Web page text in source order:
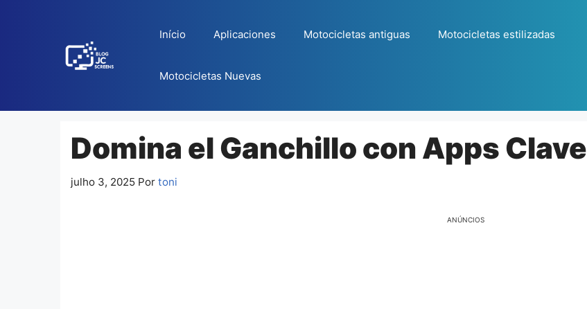
Início Aplicaciones Motocicletas antiguas Motocicletas estilizadas
Motocicletas Nuevas
Domina el Ganchillo con Apps Clave
julho 3, 2025 Por toni
ANÚNCIOS